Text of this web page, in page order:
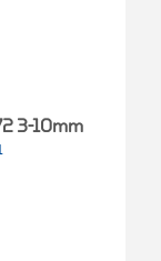
3-10mm